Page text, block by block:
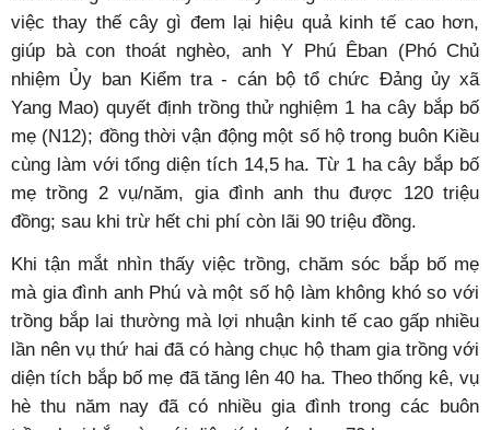
việc thay thế cây gì đem lại hiệu quả kinh tế cao hơn,
giúp bà con thoát nghèo, anh Y Phú Êban (Phó Chủ
nhiệm Ủy ban Kiểm tra - cán bộ tổ chức Đảng ủy xã
Yang Mao) quyết định trồng thử nghiệm 1 ha cây bắp bố
mẹ (N12); đồng thời vận động một số hộ trong buôn Kiều
cùng làm với tổng diện tích 14,5 ha. Từ 1 ha cây bắp bố
mẹ trồng 2 vụ/năm, gia đình anh thu được 120 triệu
đồng; sau khi trừ hết chi phí còn lãi 90 triệu đồng.
Khi tận mắt nhìn thấy việc trồng, chăm sóc bắp bố mẹ
mà gia đình anh Phú và một số hộ làm không khó so với
trồng bắp lai thường mà lợi nhuận kinh tế cao gấp nhiều
lần nên vụ thứ hai đã có hàng chục hộ tham gia trồng với
diện tích bắp bố mẹ đã tăng lên 40 ha. Theo thống kê, vụ
hè thu năm nay đã có nhiều gia đình trong các buôn